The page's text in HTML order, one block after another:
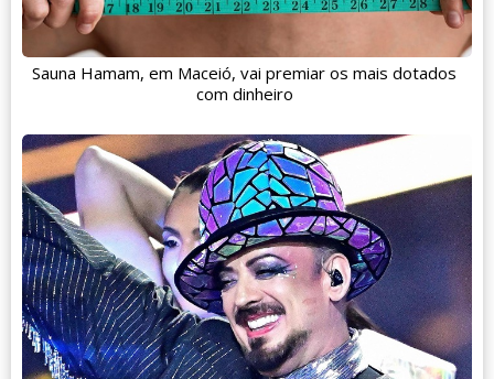
Sauna Hamam, em Maceió, vai premiar os mais dotados
com dinheiro